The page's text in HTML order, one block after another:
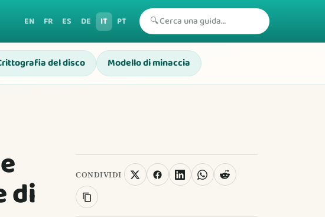
EN FR ES DE IT PT 🔍
del disco Modello di minaccia
di CONDIVIDI